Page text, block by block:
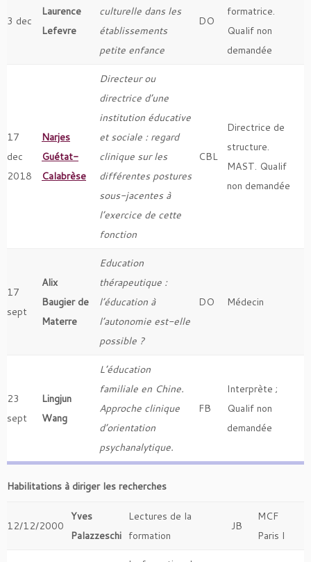
3 dec
Laurence
Lefevre
culturelle dans les
établissements
petite enfance
DO
formatrice.
Qualif non
demandée
17
dec
2018
Narjes
Guétat-
Calabrèse
Directeur ou
directrice d’une
institution éducative
et sociale : regard
clinique sur les
différentes postures
sous-jacentes à
l’exercice de cette
fonction
CBL
Directrice de
structure.
MAST. Qualif
non demandée
17
sept
Alix
Baugier de
Materre
Education
thérapeutique :
l’éducation à
l’autonomie est-elle
possible ?
DO Médecin
23
sept
Lingjun
Wang
L’éducation
familiale en Chine.
Approche clinique
d’orientation
psychanalytique.
FB
Interprète ;
Qualif non
demandée
Habilitations à diriger les recherches
12/12/2000
Yves
Palazzeschi
Lectures de la
formation
JB
MCF
Paris I